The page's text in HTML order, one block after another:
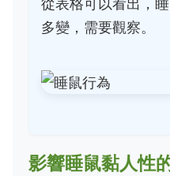
多變，需要觀察。
影響睡鼠黏人性